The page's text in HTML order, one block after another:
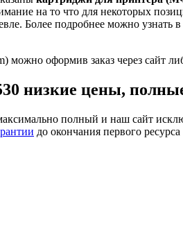
на то что для некоторых
Более подробнее можно узнать в
оформив заказ через сайт
низкие цены,
полный и наш сайт
до окончания первого ресурса